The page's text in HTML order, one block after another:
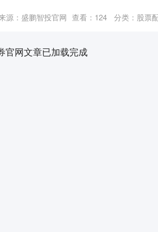
源：盛鹏智投官网 查看： 124 分类： 股票
官网文章已加载完成